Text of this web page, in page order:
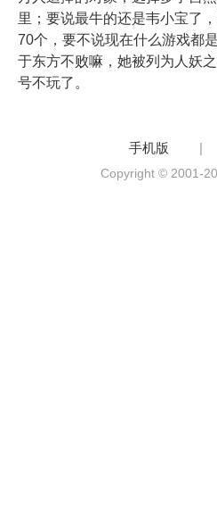
里；要说最牛的还是韦小宝了
70个，要不说现在什么游戏都
于东方不败嘛，她被列为人妖
号不玩了。
手机版 |
Copyright © 2001-